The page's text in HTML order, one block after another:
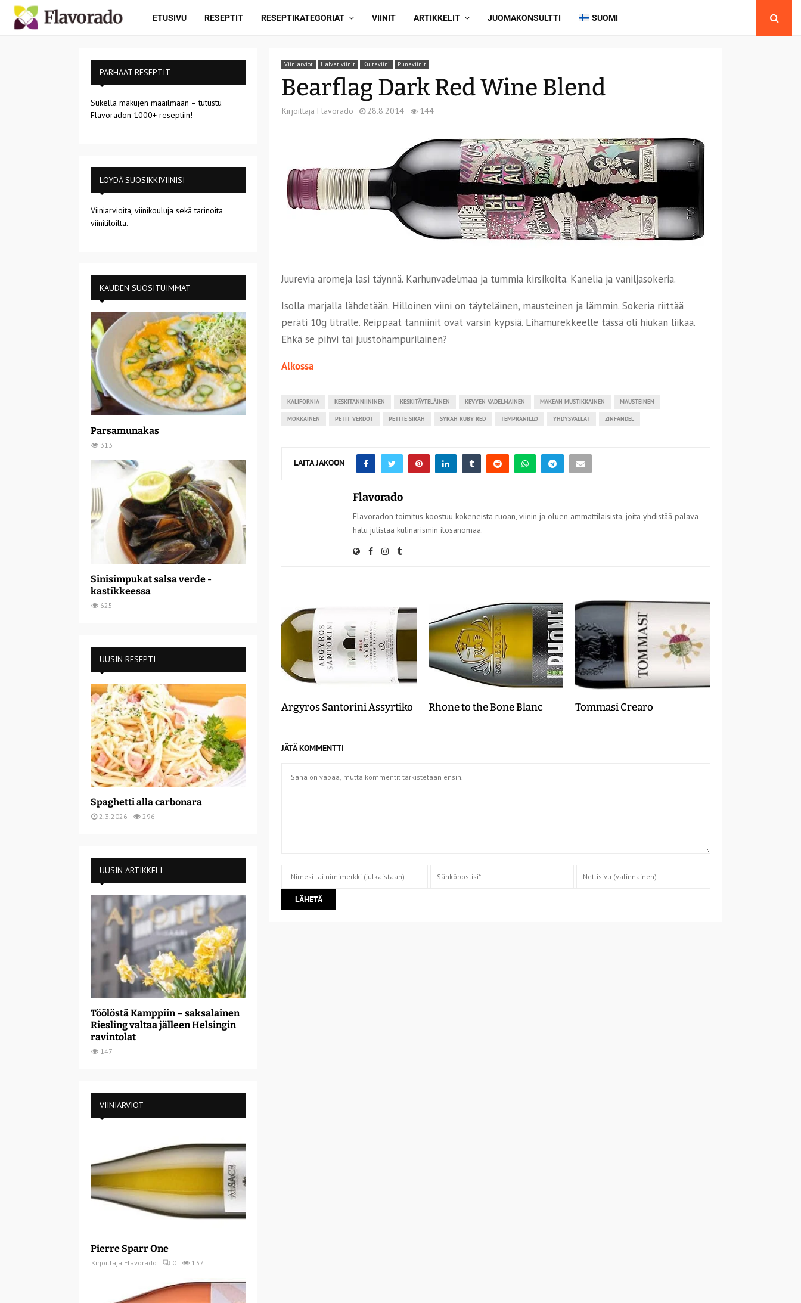
ETUSIVU RESEPTIT RESEPTIKATEGORIAT VIINIT ARTIKKELIT JUOMAKONSULTTI SUOMI
Viiniarviot Halvat viinit Kultaviini Punaviinit
Bearflag Dark Red Wine Blend
Kirjoittaja Flavorado 28.8.2014 144
Juurevia aromeja lasi täynnä. Karhunvadelmaa ja tummia kirsikoita. Kanelia ja vaniljasokeria.
Isolla marjalla lähdetään. Hilloinen viini on täyteläinen, mausteinen ja lämmin. Sokeria riittää
peräti 10g litralle. Reippaat tanniinit ovat varsin kypsiä. Lihamurekkeelle tässä oli hiukan liikaa.
Ehkä se pihvi tai juustohampurilainen?
Alkossa
KALIFORNIA KESKITANNIININEN KESKITÄYTELÄINEN KEVYEN VADELMAINEN MAKEAN MUSTIKKAINEN MAUSTEINEN
MOKKAINEN PETIT VERDOT PETITE SIRAH SYRAH RUBY RED TEMPRANILLO YHDYSVALLAT ZINFANDEL
LAITA JAKOON
Flavorado
Flavoradon toimitus koostuu kokeneista ruoan, viinin ja oluen ammattilaisista, joita yhdistää palava
halu julistaa kulinarismin ilosanomaa.
Argyros Santorini Assyrtiko Rhone to the Bone Blanc Tommasi Crearo
JÄTÄ KOMMENTTI
PARHAAT RESEPTIT
Sukella makujen maailmaan – tutustu
Flavoradon 1000+ reseptiin!
LÖYDÄ SUOSIKKIVIINISI
Viiniarvioita, viinikouluja sekä tarinoita
viinitiloilta.
KAUDEN SUOSITUIMMAT
Parsamunakas
313
Sinisimpukat salsa verde -
kastikkeessa
625
UUSIN RESEPTI
Spaghetti alla carbonara
2.3.2026 296
UUSIN ARTIKKELI
Töölöstä Kamppiin – saksalainen
Riesling valtaa jälleen Helsingin
ravintolat
147
VIINIARVIOT
Pierre Sparr One
Kirjoittaja Flavorado 0 137